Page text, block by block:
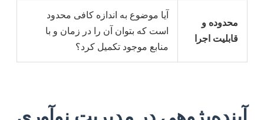
محدوده و
قابلیت اجرا
آیا موضوع به اندازه کافی محدود
است که بتوان آن را در زمان و با
منابع موجود تکمیل کرد؟